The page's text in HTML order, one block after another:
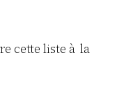
cette liste à la